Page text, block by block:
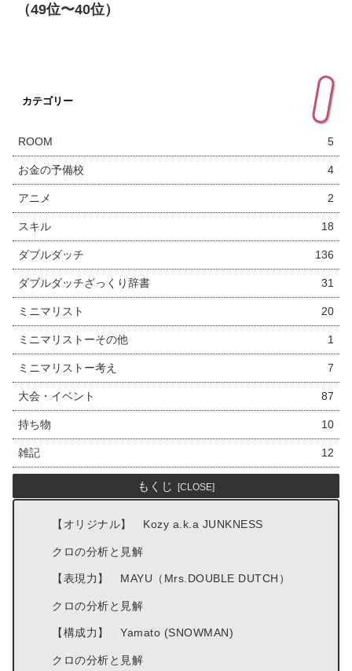
（49位〜40位）
カテゴリー
ROOM 5
お金の予備校 4
アニメ 2
スキル 18
ダブルダッチ 136
ダブルダッチざっくり辞書 31
ミニマリスト 20
ミニマリストーその他 1
ミニマリストー考え 7
大会・イベント 87
持ち物 10
雑記 12
もくじ
【オリジナル】 Kozy a.k.a JUNKNESS
クロの分析と見解
【表現力】 MAYU（Mrs.DOUBLE DUTCH）
クロの分析と見解
【構成力】 Yamato (SNOWMAN)
クロの分析と見解